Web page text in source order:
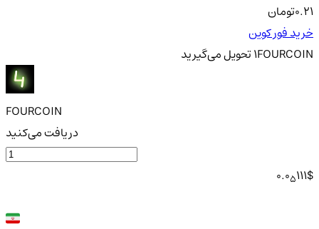
0.21تومان
خرید فور کوین
1FOURCOIN تحویلمی‌گیرید
FOURCOIN
دریافت می‌کنید
0.05111$